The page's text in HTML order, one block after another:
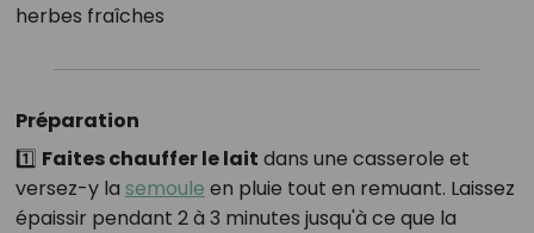
herbes fraîches
Préparation
1️⃣ Faites chauffer le lait dans une casserole et
versez-y la semoule en pluie tout en remuant. Laissez
épaissir pendant 2 à 3 minutes jusqu'à ce que la